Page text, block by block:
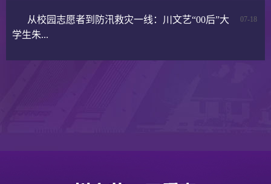
07-18
从校园志愿者到防汛救灾一线：川文艺“00后”大
学生朱...